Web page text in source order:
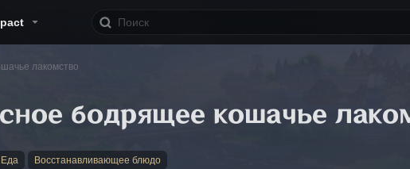
лакомство
бодрящее кошачье
Еда Восстанавливающее блюдо